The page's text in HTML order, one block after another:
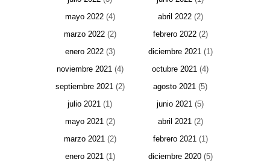
mayo 2022(4) abril 2022(2)
marzo 2022(2) febrero 2022(2)
enero 2022(3) diciembre 2021(1)
noviembre 2021(4) octubre 2021 (4)
septiembre 2021(2) agosto 2021 (5)
julio 2021 (1) junio 2021 (5)
mayo 2021(2) abril 2021(2)
marzo 2021(2) febrero 2021(1)
enero 2021(1) diciembre 2020(5)